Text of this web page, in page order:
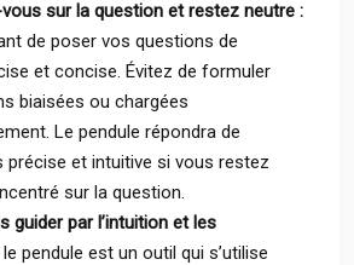
sur la question et restez neutre :
de poser vos questions de
et concise. Évitez de formuler
biaisées ou chargées
Le pendule répondra de
précise et intuitive si vous restez
sur la question.
guider par l’intuition et les
le pendule est un outil qui s’utilise